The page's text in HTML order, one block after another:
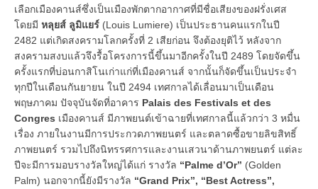
เลือกเมืองคานส์ซึ่งเป็นเมืองพักตากอากาศที่มีชื่อเสียงของฝรั่งเศส
โดยมี หลุยส์ ลูมิแยร์ (Louis Lumiere) เป็นประธานคนแรกในปี
2482 แต่เกิดสงครามโลกครั้งที่ 2 เสียก่อน จึงต้องยุติไว้ หลังจาก
สงครามสงบแล้วจึงรื้อโครงการนี้ขึ้นมาอีกครั้งในปี 2489 โดยจัดขึ้น
ครั้งแรกที่บ่อนกาสิโนเก่าแก่ที่เมืองคานส์ จากนั้นก็จัดขึ้นเป็นประจำ
ทุกปีในเดือนกันยายน ในปี 2494 เทศกาลได้เลื่อนมาเป็นเดือน
พฤษภาคม ปัจจุบันจัดที่อาคาร Palais des Festivals et des
Congres เมืองคานส์ มีภาพยนต์เข้าฉายที่เทศกาลนี้แล้วกว่า 3 หมื่น
เรื่อง ภายในงานมีการประกวดภาพยนตร์ และตลาดซื้อขายลิขสิทธิ์
ภาพยนตร์ รวมไปถึงนิทรรศการและงานเสวนาด้านภาพยนตร์ แต่ละ
ปีจะมีการมอบรางวัลใหญ่ได้แก่ รางวัล “Palme d’Or” (Golden
Palm) นอกจากนี้ยังมีรางวัล “Grand Prix”, “Best Actress”,